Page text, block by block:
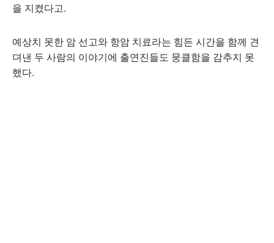
을 지켰다고.
예상치 못한 암 선고와 항암 치료라는 힘든 시간을 함께 견
뎌낸 두 사람의 이야기에 출연진들도 뭉클함을 감추지 못
했다.